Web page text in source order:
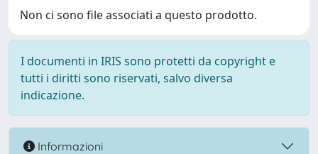
Non ci sono file associati a questo prodotto.
I documenti in IRIS sono protetti da copyright e
tutti i diritti sono riservati, salvo diversa
indicazione.
Informazioni